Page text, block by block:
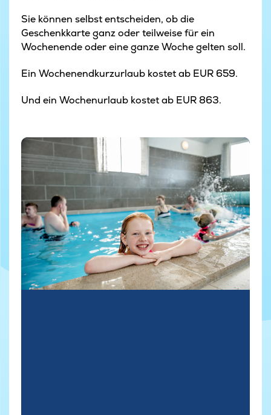
Sie können selbst entscheiden, ob die
Geschenkkarte ganz oder teilweise für ein
Wochenende oder eine ganze Woche gelten soll.
Ein Wochenendkurzurlaub kostet ab EUR 659.
Und ein Wochenurlaub kostet ab EUR 863.